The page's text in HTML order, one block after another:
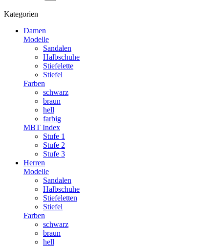
Kategorien
Damen
Modelle
Sandalen
Halbschuhe
Stiefelette
Stiefel
Farben
schwarz
braun
hell
farbig
MBT Index
Stufe 1
Stufe 2
Stufe 3
Herren
Modelle
Sandalen
Halbschuhe
Stiefeletten
Stiefel
Farben
schwarz
braun
hell